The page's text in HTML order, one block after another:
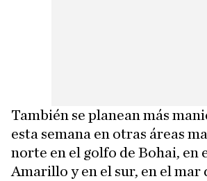
También se planean más
esta semana en otras áreas
norte en el golfo de Bohai, en
Amarillo y en el sur, en el mar